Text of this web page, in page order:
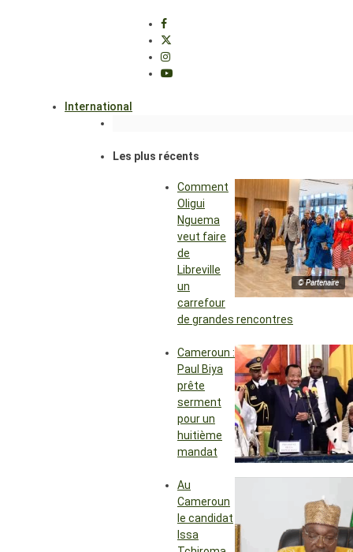
International
Les plus récents
© Partenaire
Comment
Oligui
Nguema
veut faire
de
Libreville
un
carrefour
de grandes rencontres
Cameroun :
Paul Biya
prête
serment
pour un
huitième
mandat
Au
Cameroun
le candidat
Issa